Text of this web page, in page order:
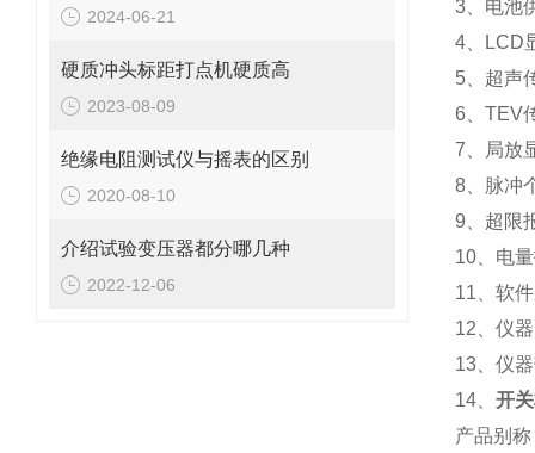
2024-06-21
硬质冲头标距打点机硬质高
2023-08-09
绝缘电阻测试仪与摇表的区别
2020-08-10
介绍试验变压器都分哪几种
2022-12-06
3、电池
4、LCD
5、超声
6、TEV
7、局放
8、脉冲
9、超限
10、电
11、软
12、仪
13、仪
14、 开
产品别称